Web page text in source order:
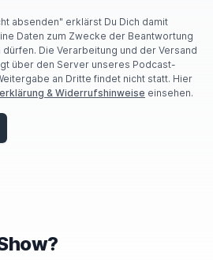
absenden" erklärst Du Dich damit
Daten zum Zwecke der Beantwortung
Die Verarbeitung und der Versand
über den Server unseres Podcast-
an Dritte findet nicht statt. Hier
& Widerrufshinweise einsehen.